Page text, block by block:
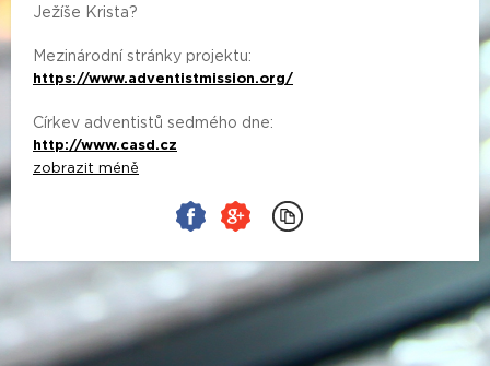
Ježíše Krista?
Mezinárodní stránky projektu:
https://www.adventistmission.org/
Církev adventistů sedmého dne:
http://www.casd.cz
zobrazit méně